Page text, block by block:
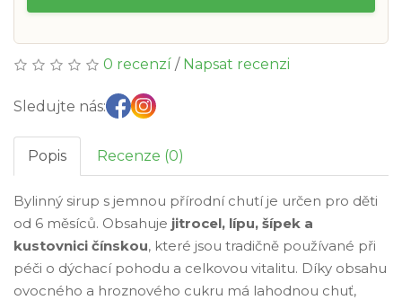
0 recenzí / Napsat recenzi
Sledujte nás:
Popis Recenze (0)
Bylinný sirup s jemnou přírodní chutí je určen pro děti
od 6 měsíců. Obsahuje jitrocel, lípu, šípek a
kustovnici čínskou, které jsou tradičně používané při
péči o dýchací pohodu a celkovou vitalitu. Díky obsahu
ovocného a hroznového cukru má lahodnou chuť,